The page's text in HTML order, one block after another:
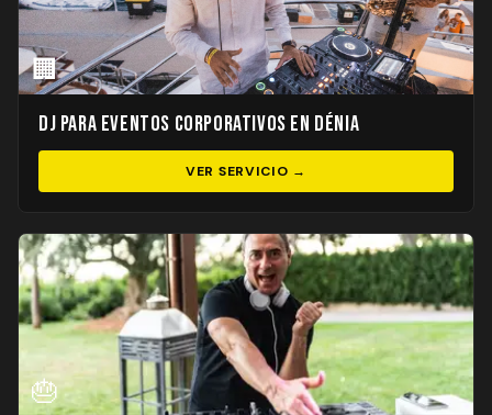
🏢
DJ para Eventos Corporativos en Dénia
VER SERVICIO →
🎂